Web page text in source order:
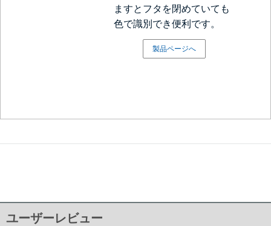
ますとフタを閉めていても
色で識別でき便利です。
製品ページへ
ユーザーレビュー